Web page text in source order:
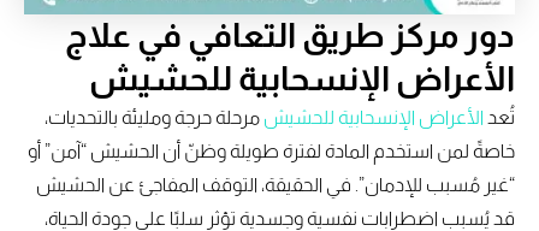
دور مركز طريق التعافي في علاج
الأعراض الإنسحابية للحشيش
تُعدالأعراض الإنسحابية للحشيش مرحلة حرجة ومليئة بالتحديات،
خاصةً لمن استخدم المادة لفترة طويلة وظنّ أن الحشيش “آمن” أو
“غير مُسبب للإدمان”. في الحقيقة، التوقف المفاجئ عن الحشيش
قد يُسبب اضطرابات نفسية وجسدية تؤثر سلبًا على جودة الحياة،